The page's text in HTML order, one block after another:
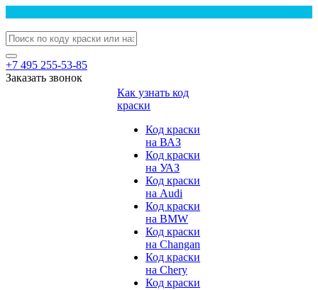
+7 495 255-53-85
Заказать звонок
Как узнать код
краски
Код краски
на ВАЗ
Код краски
на УАЗ
Код краски
на Audi
Код краски
на BMW
Код краски
на Changan
Код краски
на Chery
Код краски